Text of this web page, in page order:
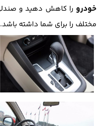
خودرو
مختلف را برای شما داشته باشد.